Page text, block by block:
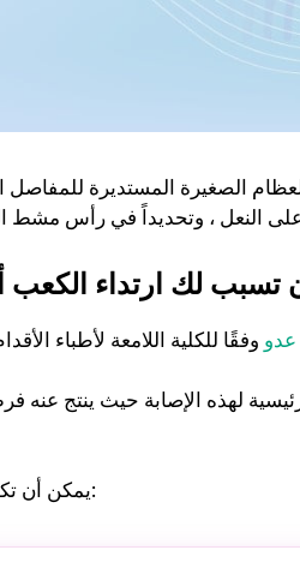
الصغيرة المستديرة للمفاصل
تسبب لك ارتداء الكعب
عدو
لهذه الإصابة حيث ينتج
يمكن أن تكون الأسباب الأخرى: